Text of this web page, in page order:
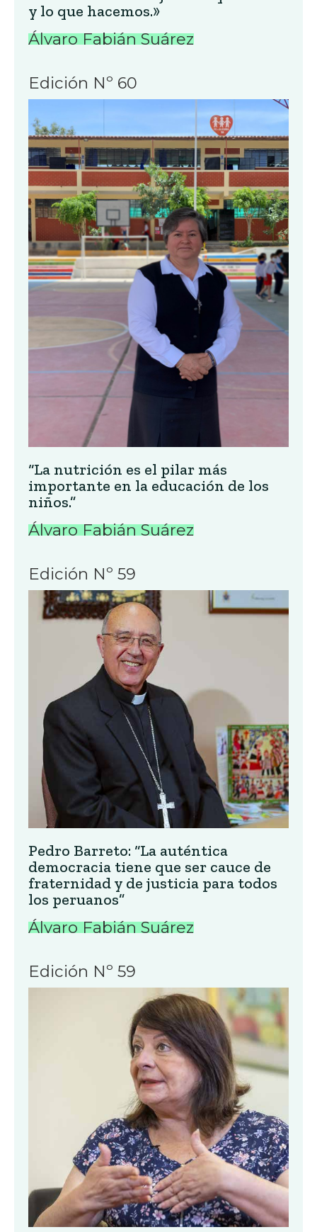
y lo que hacemos.»
Álvaro Fabián Suárez
Edición Nº 60
“La nutrición es el pilar más
importante en la educación de los
niños.”
Álvaro Fabián Suárez
Edición Nº 59
Pedro Barreto: “La auténtica
democracia tiene que ser cauce de
fraternidad y de justicia para todos
los peruanos”
Álvaro Fabián Suárez
Edición Nº 59